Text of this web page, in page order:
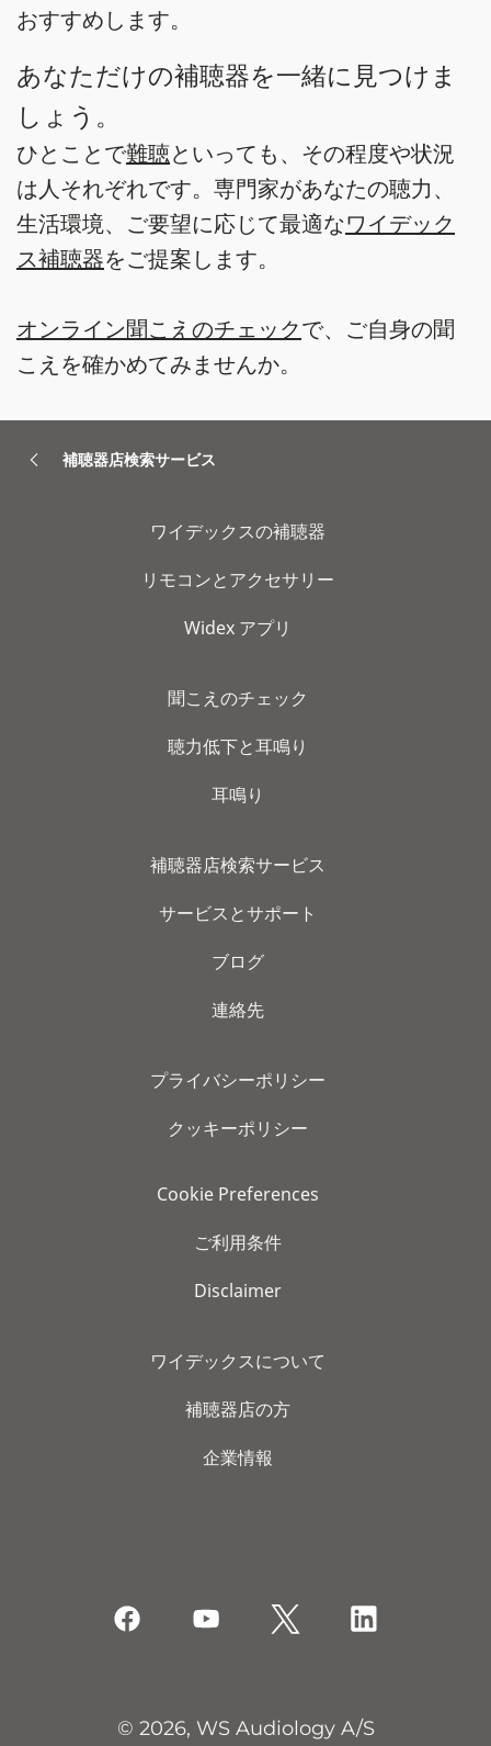
おすすめします。
あなただけの補聴器を一緒に見つけま
しょう。
ひとことで難聴といっても、その程度や状況
は人それぞれです。専門家があなたの聴力、
生活環境、ご要望に応じて最適なワイデック
ス補聴器をご提案します。
オンライン聞こえのチェックで、ご自身の聞
こえを確かめてみませんか。
補聴器店検索サービス
ワイデックスの補聴器
リモコンとアクセサリー
Widex アプリ
聞こえのチェック
聴力低下と耳鳴り
耳鳴り
補聴器店検索サービス
サービスとサポート
ブログ
連絡先
プライバシーポリシー
クッキーポリシー
Cookie Preferences
ご利用条件
Disclaimer
ワイデックスについて
補聴器店の方
企業情報
© 2026, WS Audiology A/S